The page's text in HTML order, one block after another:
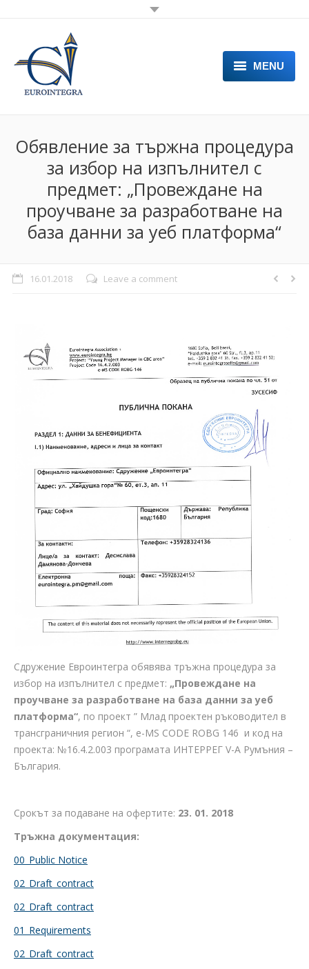
MENU
ПРОЕКТИ
УСЛУГИ
НОВИНИ
ПАРТНЬОРИ
Обявление за тържна процедура
за избор на изпълнител с
предмет: „Провеждане на
проучване за разработване на
база данни за уеб платформа“
16.01.2018 Leave a comment
Сдружение Евроинтегра обявява тръжна процедура за
избор на изпълнител с предмет: „Провеждане на
проучване за разработване на база данни за уеб
платформа“, по проект ” Млад проектен ръководител в
трансграничния регион “, е-MS CODE ROBG 146 и код на
проекта: №16.4.2.003 програмата ИНТЕРРЕГ V-A Румъния –
България.
Срокът за подаване на офертите: 23. 01. 2018
Тръжна документация:
00_Public Notice
02_Draft_contract
02_Draft_contract
01_Requirements
02_Draft_contract